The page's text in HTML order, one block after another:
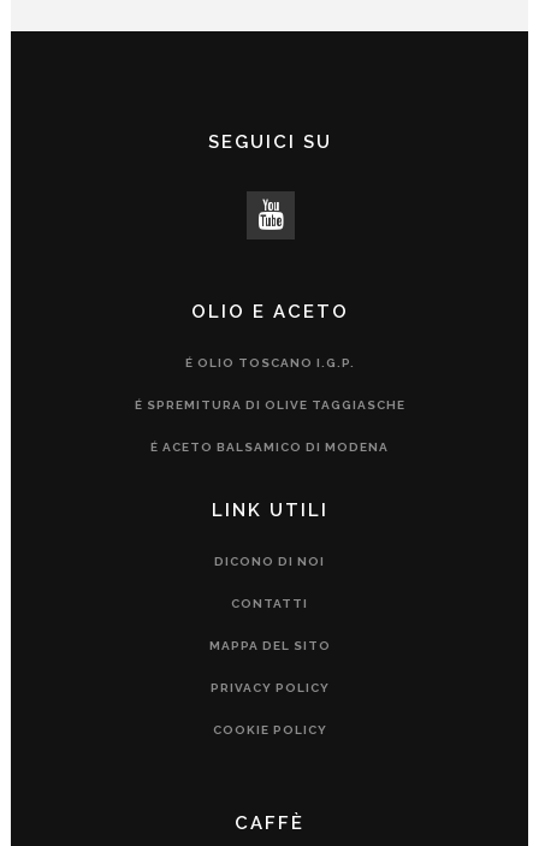
SEGUICI SU
OLIO E ACETO
É OLIO TOSCANO I.G.P.
É SPREMITURA DI OLIVE TAGGIASCHE
É ACETO BALSAMICO DI MODENA
LINK UTILI
DICONO DI NOI
CONTATTI
MAPPA DEL SITO
PRIVACY POLICY
COOKIE POLICY
CAFFÈ